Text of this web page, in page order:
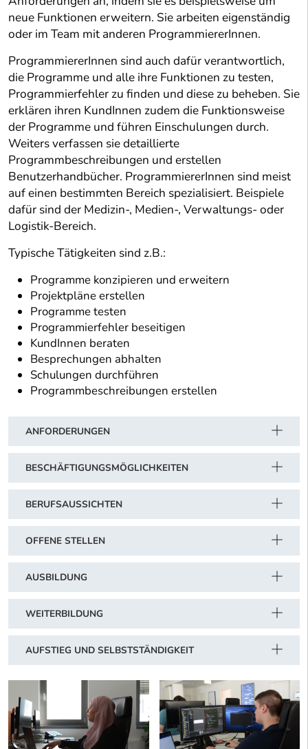
neue Funktionen erweitern. Sie arbeiten eigenständig
oder im Team mit anderen ProgrammiererInnen.
ProgrammiererInnen sind auch dafür verantwortlich,
die Programme und alle ihre Funktionen zu testen,
Programmierfehler zu finden und diese zu beheben. Sie
erklären ihren KundInnen zudem die Funktionsweise
der Programme und führen Einschulungen durch.
Weiters verfassen sie detaillierte
Programmbeschreibungen und erstellen
Benutzerhandbücher. ProgrammiererInnen sind meist
auf einen bestimmten Bereich spezialisiert. Beispiele
dafür sind der Medizin-, Medien-, Verwaltungs- oder
Logistik-Bereich.
Typische Tätigkeiten sind z.B.:
Programme konzipieren und erweitern
Projektpläne erstellen
Programme testen
Programmierfehler beseitigen
KundInnen beraten
Besprechungen abhalten
Schulungen durchführen
Programmbeschreibungen erstellen
ANFORDERUNGEN
BESCHÄFTIGUNGSMÖGLICHKEITEN
BERUFSAUSSICHTEN
OFFENE STELLEN
AUSBILDUNG
WEITERBILDUNG
AUFSTIEG UND SELBSTSTÄNDIGKEIT